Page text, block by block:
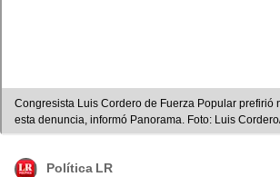
Congresista Luis Cordero de Fuerza Popular prefirió
esta denuncia, informó Panorama. Foto: Luis
Política LR